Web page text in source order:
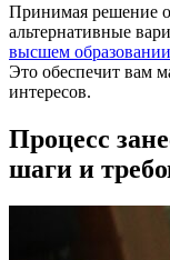
Принимая решение о
альтернативные
высшем образовании
Это обеспечит вам
интересов.
Процесс
шаги и